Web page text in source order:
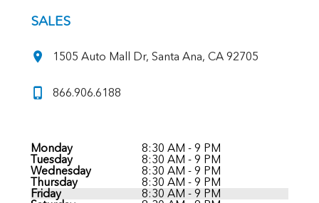
SALES
1505 Auto Mall Dr, Santa Ana, CA 92705
866.906.6188
Monday
8:30 AM - 9 PM
Tuesday
8:30 AM - 9 PM
Wednesday
8:30 AM - 9 PM
Thursday
8:30 AM - 9 PM
Friday
8:30 AM - 9 PM